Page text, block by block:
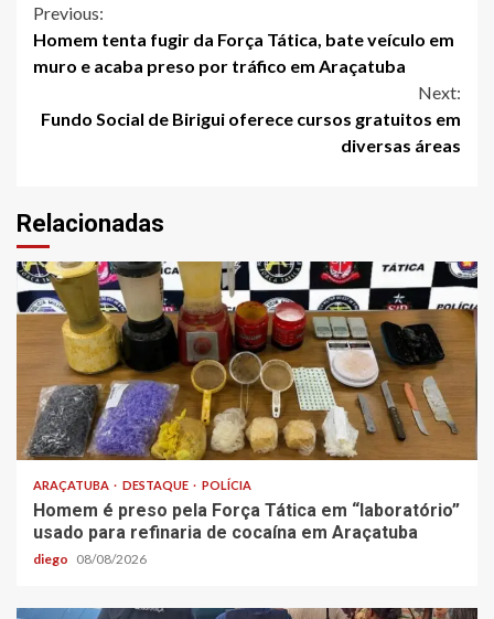
Continue
Reading
Previous:
Homem tenta fugir da Força Tática, bate veículo em
muro e acaba preso por tráfico em Araçatuba
Next:
Fundo Social de Birigui oferece cursos gratuitos em
diversas áreas
Relacionadas
ARAÇATUBA DESTAQUE POLÍCIA
Homem é preso pela Força Tática em “laboratório”
usado para refinaria de cocaína em Araçatuba
diego 08/08/2026